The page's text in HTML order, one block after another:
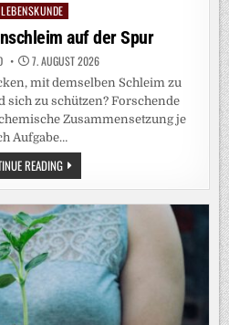
LEBENSKUNDE
auf der Spur
7. AUGUST 2026
mit demselben Schleim zu
sich zu schützen? Forschende
Zusammensetzung je
Aufgabe…
READINGDEM
SCHNECKENSCHLEIM
AUF
DER
SPUR